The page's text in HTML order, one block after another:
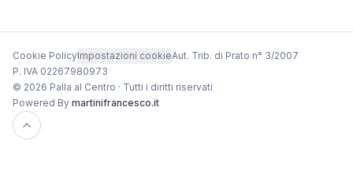
Cookie PolicyImpostazioni cookieAut. Trib. di Prato n° 3/2007
P. IVA 02267980973
© 2026 Palla al Centro · Tutti i diritti riservati
Powered By martinifrancesco.it